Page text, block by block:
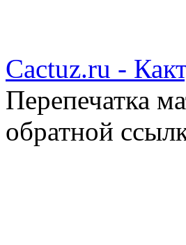
Cactuz.ru -
Перепечатка
обратной